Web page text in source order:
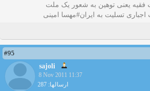
فقیه یعنی‌ توهین به شعور یک ملت
اجباری تسلیت به ایران#مهسا امینی
#95
sajoli
8 Nov 2011 11:37
ارسالها: 287